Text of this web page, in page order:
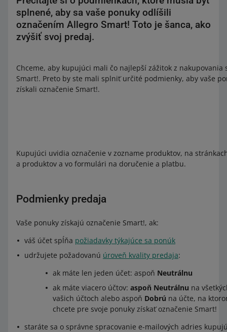
splnené, aby sa vaše ponuky odlíšili
označením Allegro Smart! Toto je šanca, ako
zvýšiť svoj predaj.
Chceme, aby kupujúci mali čo najlepší zážitok z nakupovania
Smart!. Preto by ste mali splniť určité podmienky, aby vaše
získali označenie Smart!.
Kupujúci uvidia označenie v zozname produktov, na
a produktov a vo formulári na doručenie a platbu.
Podmienky predaja
Vaše ponuky získajú označenie Smart!, ak:
váš účet spĺňa požiadavky týkajúce sa ponúk
udržujete požadovanú úroveň kvality predaja:
ak máte len jeden účet: aspoň Neutrálnu
ak máte viacero účtov: aspoň Neutrálnu na
vašich účtoch alebo aspoň Dobrú na účte, na
chcete pre svoje ponuky získať označenie Smart!
staráte sa o správne spracovanie e-mailových adries